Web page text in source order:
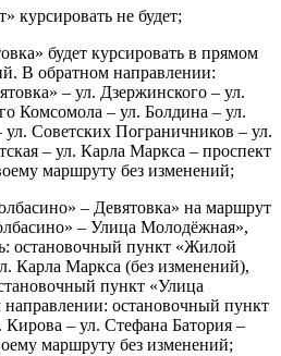
курсировать не будет;
будет курсировать в прямом
В обратном направлении:
– ул. Дзержинского – ул.
Комсомола – ул. Болдина – ул.
Советских Пограничников – ул.
– ул. Карла Маркса – проспект
маршруту без изменений;
– Девятовка» на маршрут
– Улица Молодёжная»,
остановочный пункт «Жилой
Карла Маркса (без изменений),
пункт «Улица
остановочный пункт
– ул. Стефана Батория –
маршруту без изменений;